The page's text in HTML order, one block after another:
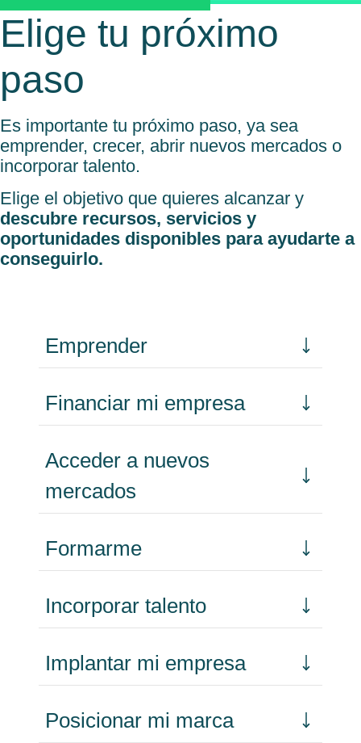
Elige tu próximo
paso
Es importante tu próximo paso, ya sea
emprender, crecer, abrir nuevos mercados o
incorporar talento.
Elige el objetivo que quieres alcanzar y
descubre recursos, servicios y
oportunidades disponibles para ayudarte a
conseguirlo.
Emprender
Financiar mi empresa
Acceder a nuevos
mercados
Formarme
Incorporar talento
Implantar mi empresa
Posicionar mi marca